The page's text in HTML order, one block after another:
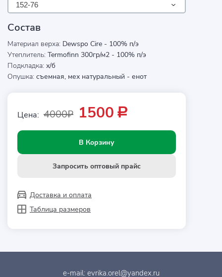
152-76
Состав
Материал верха: Dewspo Cire - 100% п/э
Утеплитель: Termofinn 300гр/м2 - 100% п/э
Подкладка: х/б
Опушка: съемная, мех натуральный - енот
Цена: 4000₽ 1500 Р
В Корзину
Запросить оптовый прайс
Доставка и оплата
Таблица размеров
e-mail: evrika.orel@yandex.ru